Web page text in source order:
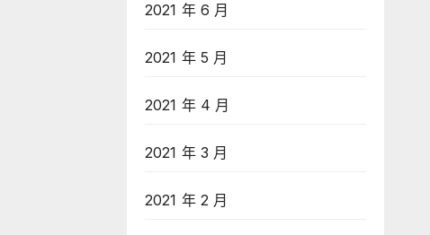
2021 年 6 月
2021 年 5 月
2021 年 4 月
2021 年 3 月
2021 年 2 月